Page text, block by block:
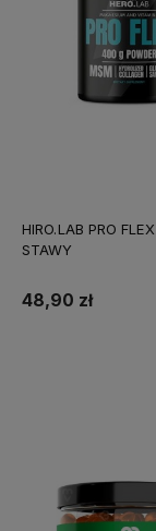
HIRO.LAB PRO
STAWY
48,90 zł